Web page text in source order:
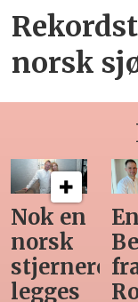
norsk
Med
italiensk
bynavn
vet du
på
i